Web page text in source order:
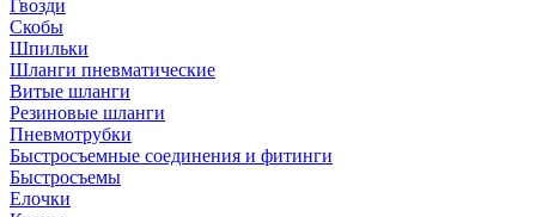
Гвозди
Скобы
Шпильки
Шланги пневматические
Витые шланги
Резиновые шланги
Пневмотрубки
Быстросъемные соединения и фитинги
Быстросъемы
Елочки